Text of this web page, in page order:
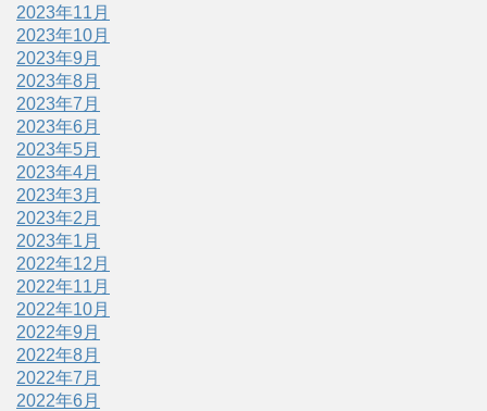
2023年11月
2023年10月
2023年9月
2023年8月
2023年7月
2023年6月
2023年5月
2023年4月
2023年3月
2023年2月
2023年1月
2022年12月
2022年11月
2022年10月
2022年9月
2022年8月
2022年7月
2022年6月